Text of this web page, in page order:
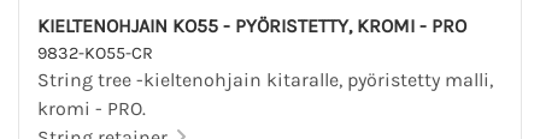
KIELTENOHJAIN KO55 - PYÖRISTETTY, KROMI - PRO
9832-KO55-CR
String tree -kieltenohjain kitaralle, pyöristetty malli,
kromi - PRO.